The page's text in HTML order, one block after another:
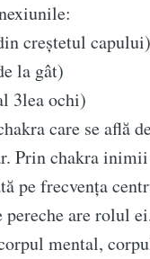
creștetul capului)
la gât)
3lea ochi)
care se află
Prin chakra inimii
pe frecvența
are rolul
mental,
& greatest
your inbox